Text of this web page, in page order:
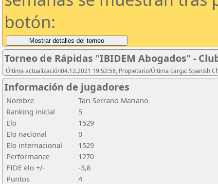
botón:
Torneo de Rápidas "IBIDEM Abogados" -
Última actualización04.12.2021 19:52:58, Propietario/Última carga: Spanish
Información de jugadores
Nombre
Tari Serrano Mariano
Ranking inicial
5
Elo
1529
Elo nacional
0
Elo internacional
1529
Performance
1270
FIDE elo +/-
-3,8
Puntos
4